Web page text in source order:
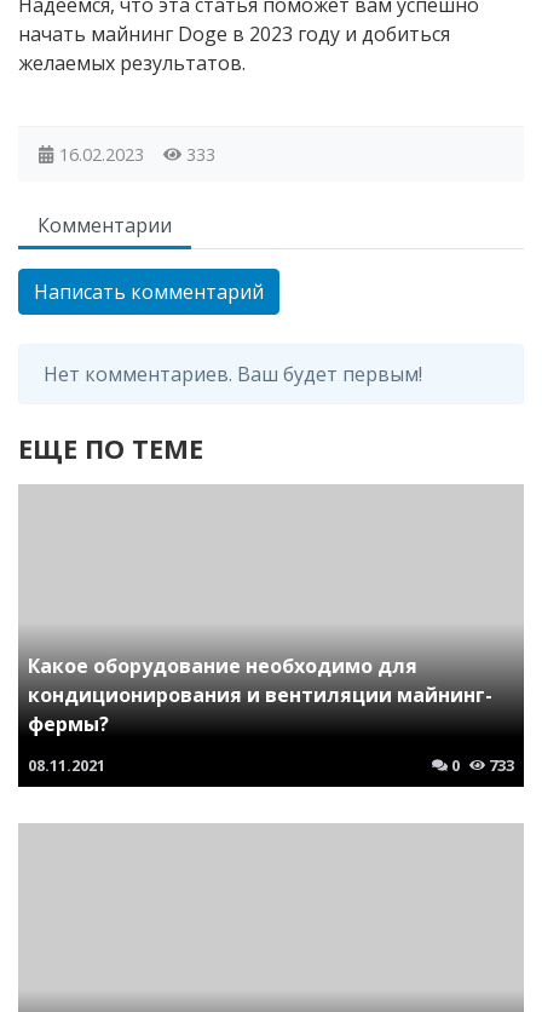
начать майнинг Doge в 2023 году и добиться
желаемых результатов.
16.02.2023 333
Комментарии
Написать комментарий
Нет комментариев. Ваш будет первым!
ЕЩЕ ПО ТЕМЕ
Какое оборудование необходимо для
кондиционирования и вентиляции майнинг-
фермы?
08.11.2021 0 733